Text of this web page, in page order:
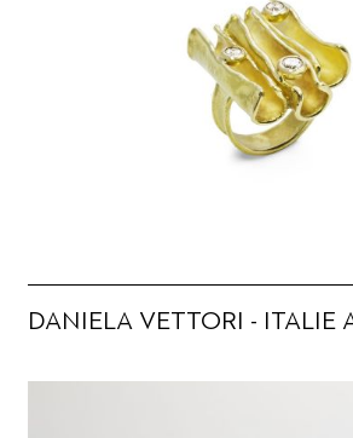
DANIELA VETTORI - ITALIE